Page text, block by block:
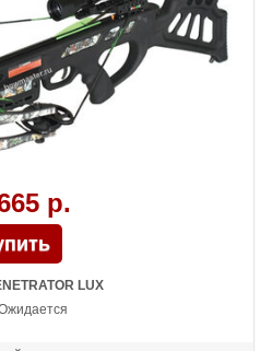
охота
булл-пап, защита от
выстрела, планка Пикатинни
направляющей, отбойники для
р.
LUX